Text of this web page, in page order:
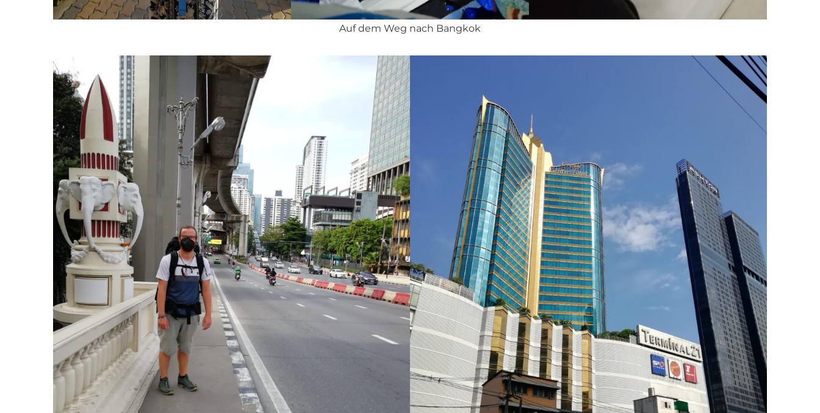
Auf dem Weg nach Bangkok